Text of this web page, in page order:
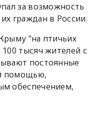
за возможность
граждан в России.
"на птичьих
тысяч жителей с
постоянные
помощью,
обеспечением,